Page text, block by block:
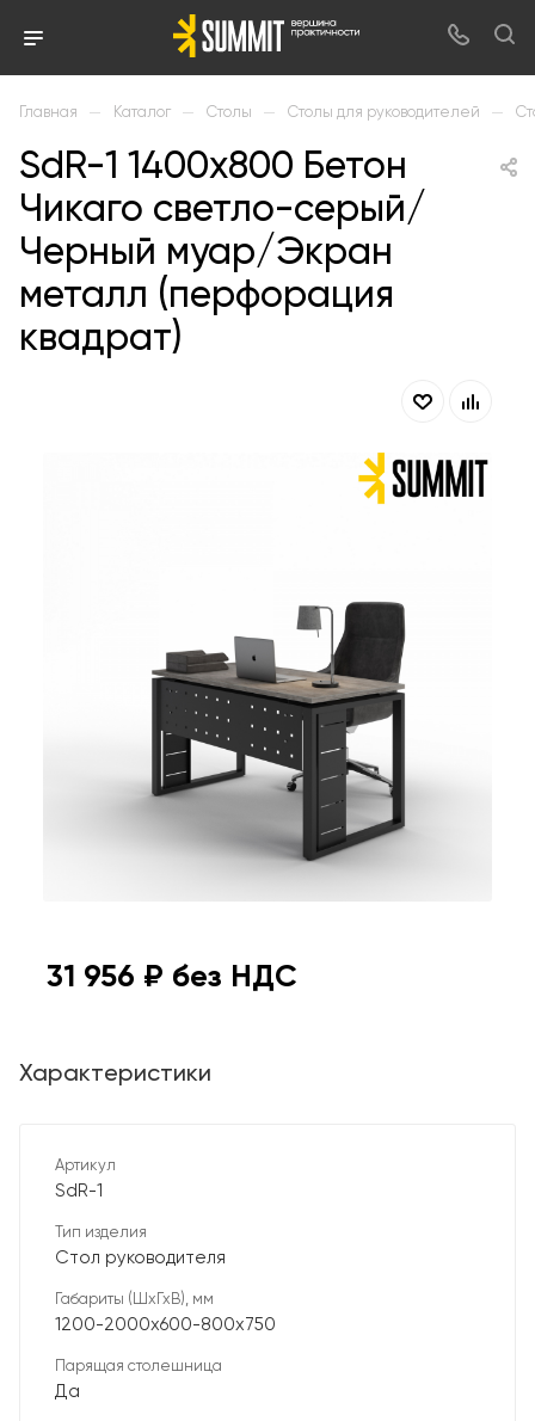
Главная — Каталог — Столы — Столы для руководителей —
SdR-1 1400х800 Бетон
Чикаго светло-серый/
Черный муар/Экран
металл (перфорация
квадрат)
31 956 ₽ без НДС
Характеристики
Артикул
SdR-1
Тип изделия
Стол руководителя
Габариты (ШхГхВ), мм
1200-2000х600-800х750
Парящая столешница
Да